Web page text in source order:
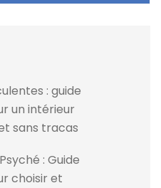
: guide
un intérieur
sans tracas
: Guide
choisir et